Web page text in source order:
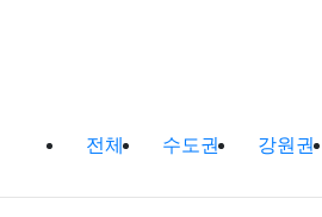
실내낚시터,바다낚시
전체 수도권 강원권